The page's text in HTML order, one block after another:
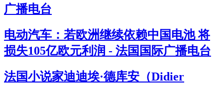
广播电台
电动汽车：若欧洲继续依赖中国电池 将
损失105亿欧元利润 - 法国国际广播电台
法国小说家迪迪埃·德库安（Didier